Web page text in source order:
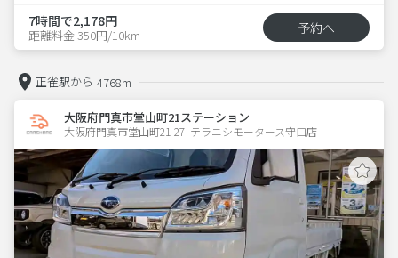
7時間で2,178円
距離料金 350円/10km 予約へ
正雀駅から 4768m
大阪府門真市堂山町21ステーション
大阪府門真市堂山町21-27  テラニシモータース守口店